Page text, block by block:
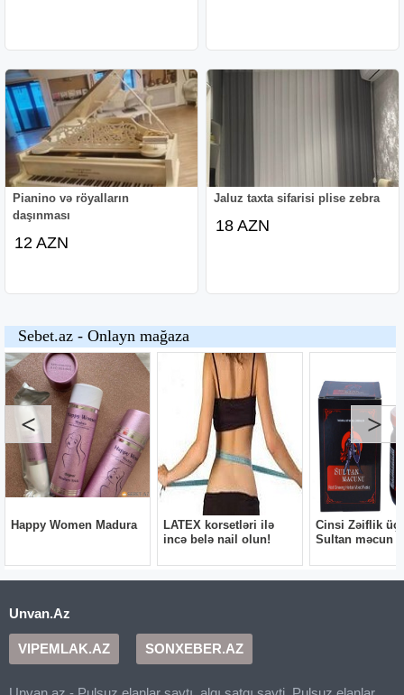
Pianino və röyalların
daşınması
12 AZN
Jaluz taxta sifarisi plise zebra
18 AZN
Unvan.Az
VIPEMLAK.AZ SONXEBER.AZ